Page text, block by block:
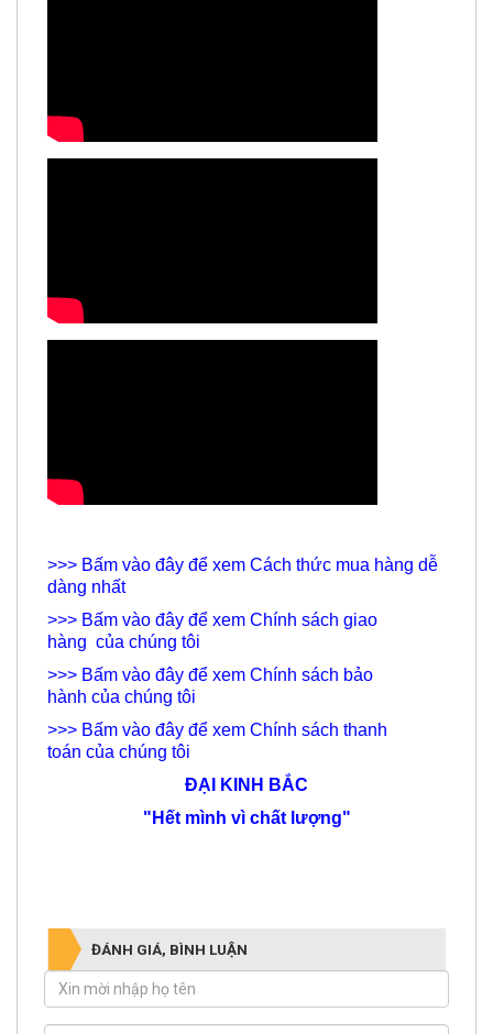
>>> Bấm vào đây để xem Cách thức mua hàng dễ
dàng nhất
>>> Bấm vào đây để xem Chính sách giao
hàng của chúng tôi
>>> Bấm vào đây để xem Chính sách bảo
hành của chúng tôi
>>> Bấm vào đây để xem Chính sách thanh
toán của chúng tôi
ĐẠI KINH BẮC
"Hết mình vì chất lượng"
ĐÁNH GIÁ, BÌNH LUẬN